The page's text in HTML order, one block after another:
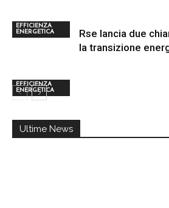
EFFICIENZA
ENERGETICA
EFFICIENZA
ENERGETICA
Rse lancia due
la transizione
Ultime News